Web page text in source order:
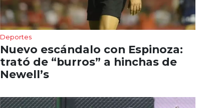
Deportes
Nuevo escándalo con Espinoza:
trató de “burros” a hinchas de
Newell’s